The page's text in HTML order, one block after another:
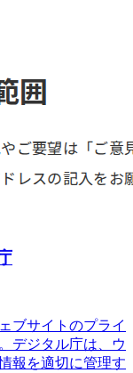
ブサイトのプライ
デジタル庁は、ウ
報を適切に管理す